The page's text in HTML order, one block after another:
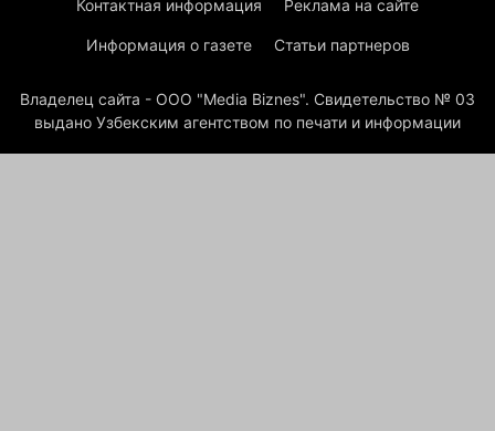
Контактная информация Реклама на сайте
Информация о газете Статьи партнеров
Владелец сайта - ООО "Media Biznes". Свидетельство № 03
выдано Узбекским агентством по печати и информации